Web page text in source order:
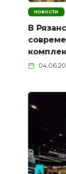
НОВОСТИ
В